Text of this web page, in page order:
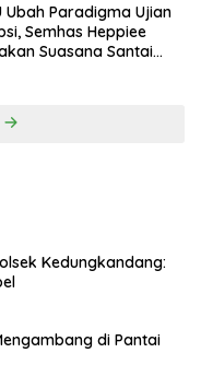
Ubah Paradigma Ujian
Semhas Heppiee
Suasana Santai
Kedungkandang:
di Pantai